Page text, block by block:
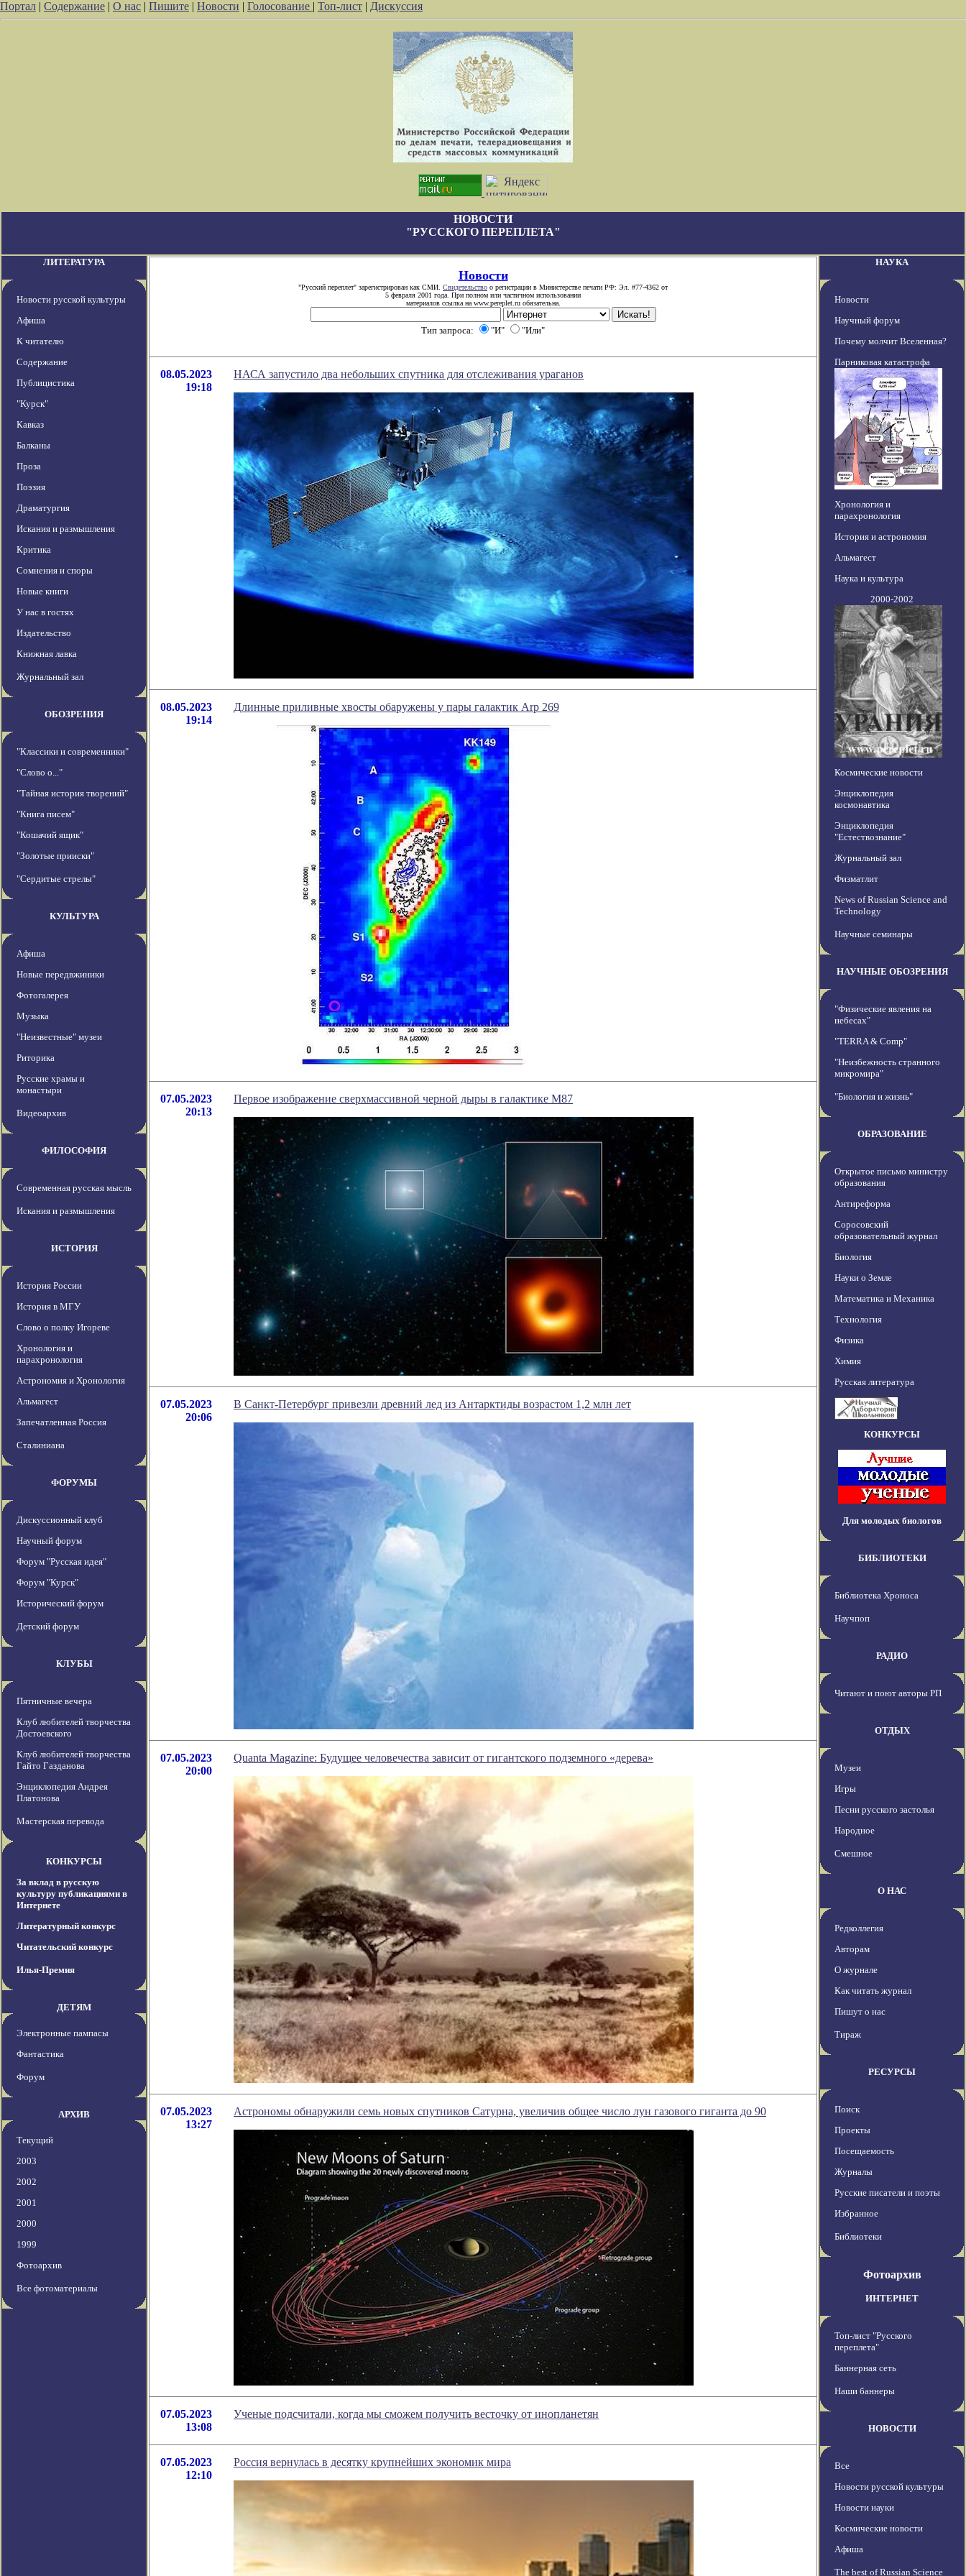
Портал | Содержание | О нас | Пишите | Новости | Голосование | Топ-лист | Дискуссия
НОВОСТИ
"РУССКОГО ПЕРЕПЛЕТА"
ЛИТЕРАТУРА
Новости русской культуры
Афиша
К читателю
Содержание
Публицистика
"Курск"
Кавказ
Балканы
Проза
Поэзия
Драматургия
Искания и размышления
Критика
Сомнения и споры
Новые книги
У нас в гостях
Издательство
Книжная лавка
Журнальный зал
ОБОЗРЕНИЯ
"Классики и современники"
"Слово о..."
"Тайная история творений"
"Книга писем"
"Кошачий ящик"
"Золотые прииски"
"Сердитые стрелы"
КУЛЬТУРА
Афиша
Новые передвжиники
Фотогалерея
Музыка
"Неизвестные" музеи
Риторика
Русские храмы и
монастыри
Видеоархив
ФИЛОСОФИЯ
Современная русская мысль
Искания и размышления
ИСТОРИЯ
История России
История в МГУ
Слово о полку Игореве
Хронология и
парахронология
Астрономия и Хронология
Альмагест
Запечатленная Россия
Сталиниана
ФОРУМЫ
Дискуссионный клуб
Научный форум
Форум "Русская идея"
Форум "Курск"
Исторический форум
Детский форум
КЛУБЫ
Пятничные вечера
Клуб любителей творчества
Достоевского
Клуб любителей творчества
Гайто Газданова
Энциклопедия Андрея
Платонова
Мастерская перевода
КОНКУРСЫ
За вклад в русскую
культуру публикациями в
Интернете
Литературный конкурс
Читательский конкурс
Илья-Премия
ДЕТЯМ
Электронные пампасы
Фантастика
Форум
АРХИВ
Текущий
2003
2002
2001
2000
1999
Фотоархив
Все фотоматериалы
Новости
"Русский переплет" зарегистрирован как СМИ. Свидетельство о регистрации в Министерстве печати РФ: Эл. #77-4362 от
5 февраля 2001 года. При полном или частичном использовании
материалов ссылка на www.pereplet.ru обязательна.
Тип запроса: "И" "Или"
08.05.2023
19:18
НАСА запустило два небольших спутника для отслеживания ураганов
08.05.2023
19:14
Длинные приливные хвосты обаружены у пары галактик Arp 269
07.05.2023
20:13
Первое изображение сверхмассивной черной дыры в галактике M87
07.05.2023
20:06
В Санкт-Петербург привезли древний лед из Антарктиды возрастом 1,2 млн лет
07.05.2023
20:00
Quanta Magazine: Будущее человечества зависит от гигантского подземного «дерева»
07.05.2023
13:27
Астрономы обнаружили семь новых спутников Сатурна, увеличив общее число лун газового гиганта до 90
07.05.2023
13:08
Ученые подсчитали, когда мы сможем получить весточку от инопланетян
07.05.2023
12:10
Россия вернулась в десятку крупнейших экономик мира
НАУКА
Новости
Научный форум
Почему молчит Вселенная?
Парниковая катастрофа
Хронология и
парахронология
История и астрономия
Альмагест
Наука и культура
2000-2002
Космические новости
Энциклопедия
космонавтика
Энциклопедия
"Естествознание"
Журнальный зал
Физматлит
News of Russian Science and
Technology
Научные семинары
НАУЧНЫЕ ОБОЗРЕНИЯ
"Физические явления на
небесах"
"TERRA & Comp"
"Неизбежность странного
микромира"
"Биология и жизнь"
ОБРАЗОВАНИЕ
Открытое письмо министру
образования
Антиреформа
Соросовский
образовательный журнал
Биология
Науки о Земле
Математика и Механика
Технология
Физика
Химия
Русская литература
КОНКУРСЫ
Для молодых биологов
БИБЛИОТЕКИ
Библиотека Хроноса
Научпоп
РАДИО
Читают и поют авторы РП
ОТДЫХ
Музеи
Игры
Песни русского застолья
Народное
Смешное
О НАС
Редколлегия
Авторам
О журнале
Как читать журнал
Пишут о нас
Тираж
РЕСУРСЫ
Поиск
Проекты
Посещаемость
Журналы
Русские писатели и поэты
Избранное
Библиотеки
Фотоархив
ИНТЕРНЕТ
Топ-лист "Русского
переплета"
Баннерная сеть
Наши баннеры
НОВОСТИ
Все
Новости русской культуры
Новости науки
Космические новости
Афиша
The best of Russian Science